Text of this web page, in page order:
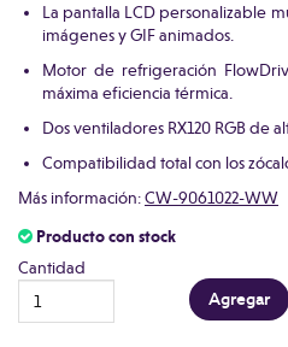
La pantalla LCD personalizable
imágenes y GIF animados.
Motor de refrigeración
máxima eficiencia térmica.
Dos ventiladores RX120 RGB de
Compatibilidad total con los
Más información:CW-9061022-WW
Producto con stock
Cantidad